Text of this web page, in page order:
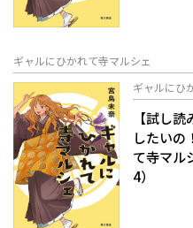
ギャルにひかれて寺マルシェ
ギャルにひ
【試し
したいの
て寺マル
4）